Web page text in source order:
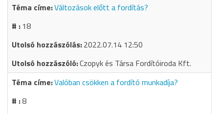
Változások előtt a fordítás?
18
2022.07.14 12:50
Czopyk és Társa Fordítóiroda Kft.
Valóban csökken a fordító munkadíja?
8